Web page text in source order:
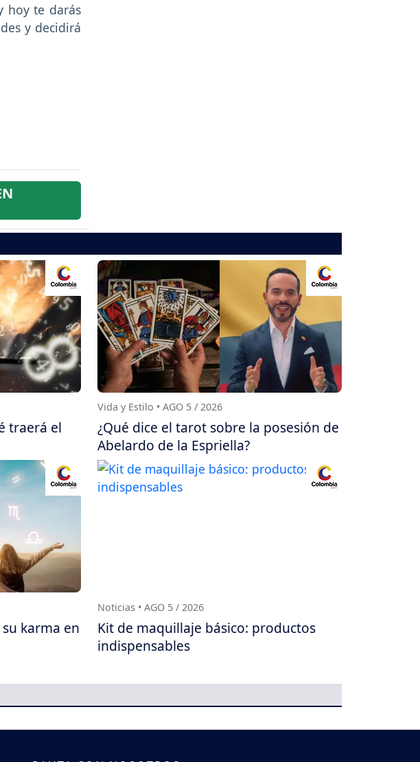
hoy te darás
y decidirá
traerá el
Vida y Estilo • AGO 5 / 2026
¿Qué dice el tarot sobre la posesión de
Abelardo de la Espriella?
karma en
Noticias • AGO 5 / 2026
Kit de maquillaje básico: productos
indispensables